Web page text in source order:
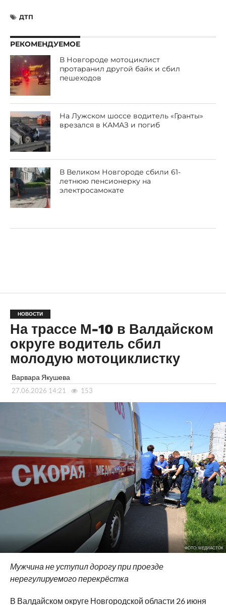
ДТП
РЕКОМЕНДУЕМОЕ
В Новгороде мотоциклист
протаранил другой байк и сбил
пешеходов
На Лужском шоссе водитель «Гранты»
врезался в КАМАЗ и погиб
В Великом Новгороде сбили 61-
летнюю пенсионерку на
электросамокате
НОВОСТИ
На трассе М-10 в Валдайском
округе водитель сбил
молодую мотоциклистку
Варвара Якушева
27.06.2026 14:21 153
ФОТО: МЕДИАСТОК
Мужчина не уступил дорогу при проезде
нерегулируемого перекрёстка
В Валдайском округе Новгородской области 26 июня